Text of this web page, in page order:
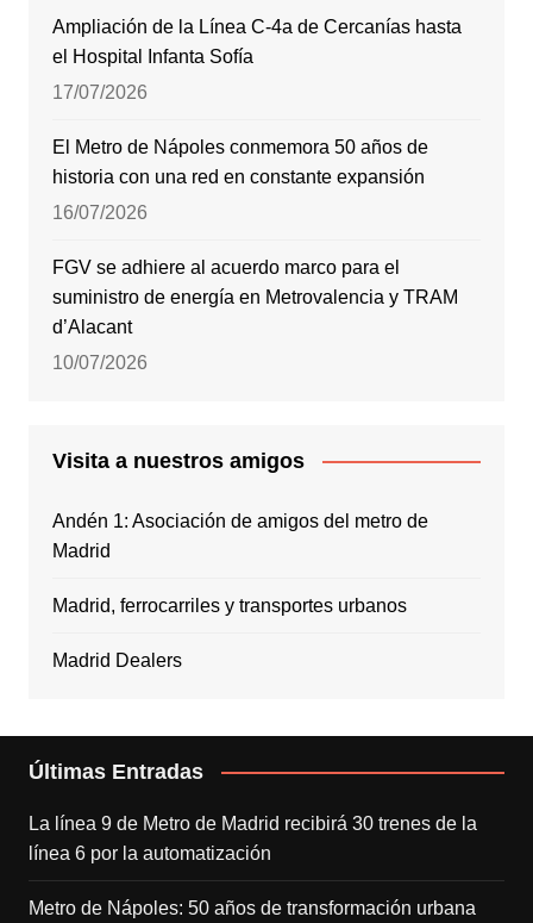
Ampliación de la Línea C-4a de Cercanías hasta
el Hospital Infanta Sofía
17/07/2026
El Metro de Nápoles conmemora 50 años de
historia con una red en constante expansión
16/07/2026
FGV se adhiere al acuerdo marco para el
suministro de energía en Metrovalencia y TRAM
d’Alacant
10/07/2026
Visita a nuestros amigos
Andén 1: Asociación de amigos del metro de
Madrid
Madrid, ferrocarriles y transportes urbanos
Madrid Dealers
Últimas Entradas
La línea 9 de Metro de Madrid recibirá 30 trenes de la
línea 6 por la automatización
Metro de Nápoles: 50 años de transformación urbana